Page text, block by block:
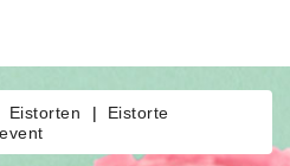
Eistorten
Eistorte